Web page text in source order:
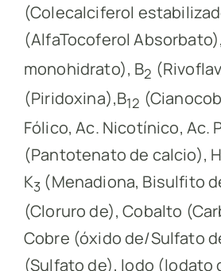
(Colecalciferol
(AlfaTocoferol
monohidrato), B2
(Piridoxina),B12
Fólico, Ac. Nicotínico, Ac.
(Pantotenato de calcio),
K3 (Menadiona, Bisulfito
(Cloruro de), Cobalto
Cobre (óxido de/Sulfato
(Sulfato de), lodo (lodato